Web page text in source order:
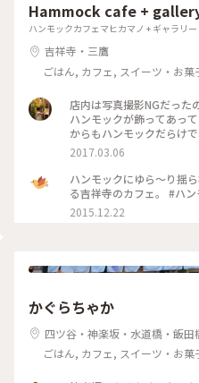
Hammock cafe + gallery mahika
o
ハンモックカフェマヒカマノ + ギャラリー
吉祥寺・三鷹
ごはん, カフェ, スイーツ・お
店内は写真撮影NGだった
ハンモックが飾ってあっ
からもハンモックだらけ
ものは、ガパオライスと
に合うようにアレンジさ
でした！ あとトイレが広
体的にお洒落で、素敵な
カフェ
2017.03.06
ハンモックにゆら～り揺
る吉祥寺のカフェ。 #ハ
2015.12.22
かぐらちゃか
四ツ谷・神楽坂・水道橋・飯田
ごはん, カフェ, スイーツ・お菓